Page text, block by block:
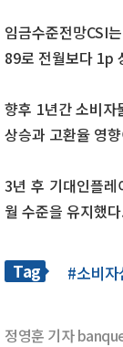
임금수준전망CSI
89로 전월보다 1p
향후 1년간 소비
상승과 고환율 영
3년 후 기대인플
월 수준을 유지했
Tag #소비
정영훈 기자